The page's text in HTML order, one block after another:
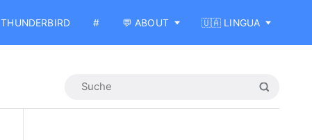
THUNDERBIRD # 💬 ABOUT 🇺🇦 LINGUA